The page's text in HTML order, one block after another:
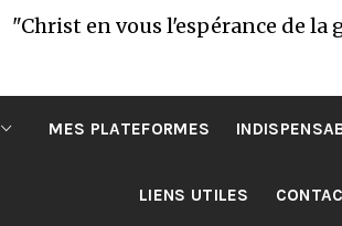
"Christ en vous l'espérance de la
MES PLATEFORMES
LIENS UTILES